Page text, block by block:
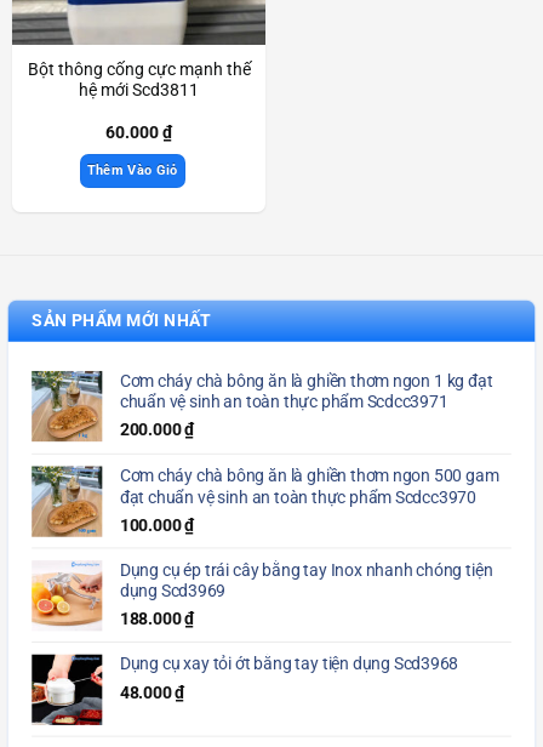
Bột thông cống cực mạnh thế
hệ mới Scd3811
60.000₫
Thêm Vào Giỏ
SẢN PHẨM MỚI NHẤT
Cơm cháy chà bông ăn là ghiền thơm ngon 1 kg đạt
chuẩn vệ sinh an toàn thực phẩm Scdcc3971
200.000₫
Cơm cháy chà bông ăn là ghiền thơm ngon 500 gam
đạt chuẩn vệ sinh an toàn thực phẩm Scdcc3970
100.000₫
Dụng cụ ép trái cây bằng tay Inox nhanh chóng tiện
dụng Scd3969
188.000₫
Dụng cụ xay tỏi ớt bằng tay tiện dụng Scd3968
48.000₫